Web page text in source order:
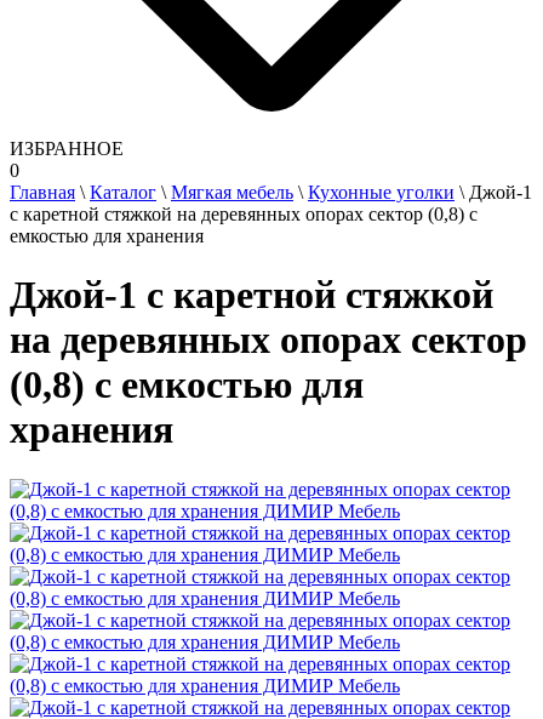
ИЗБРАННОЕ
0
Главная \ Каталог \ Мягкая мебель \ Кухонные уголки \ Джой-1
с каретной стяжкой на деревянных опорах сектор (0,8) с
емкостью для хранения
Джой-1 с каретной стяжкой
на деревянных опорах сектор
(0,8) с емкостью для
хранения